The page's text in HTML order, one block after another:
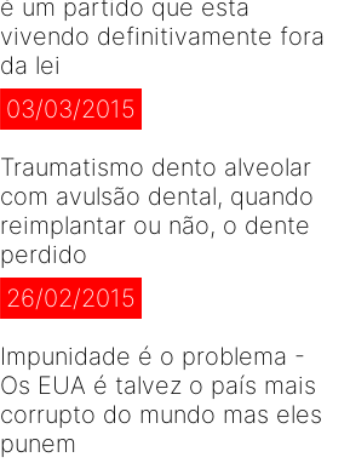
é um partido que esta
vivendo definitivamente fora
da lei
03/03/2015
Traumatismo dento alveolar
com avulsão dental, quando
reimplantar ou não, o dente
perdido
26/02/2015
Impunidade é o problema -
Os EUA é talvez o país mais
corrupto do mundo mas eles
punem